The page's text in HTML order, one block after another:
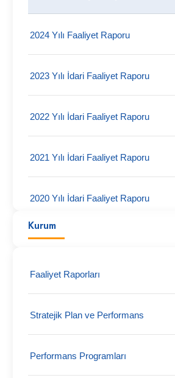
2024 Yılı Faaliyet Raporu
2023 Yılı İdari Faaliyet Raporu
2022 Yılı İdari Faaliyet Raporu
2021 Yılı İdari Faaliyet Raporu
2020 Yılı İdari Faaliyet Raporu
2019 Yılı İdari Faaliyet Raporu
Kurum
Faaliyet Raporları
Stratejik Plan ve Performans
Performans Programları